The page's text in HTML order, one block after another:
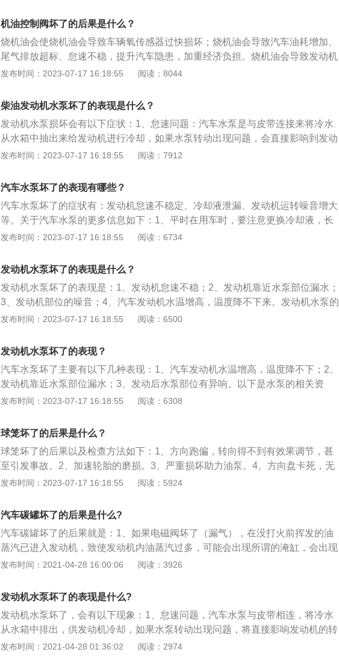
时首先要检查冷去系统重要部位（冷却风扇、散热器、水泵等）是否损坏，不要
再勉强行驶了；3、噪音问题。当汽车水泵有开始损坏的迹象就会表现出异响症
状，而造成噪音的原因很有可能是内部的轴承损坏或者叶轮出现了松动或者脱离
罢工的情况，汽车引擎得不到充分散热就会出现上述情况。汽车水泵工作的目的
机械能转换成液体能量。
问题，在皮带的带动下出现异常响声，可能会比较轻微不容易察觉。
机油控制阀坏了的后果是什么？
烧机油会使烧机油会导致车辆氧传感器过快损坏；烧机油会导致汽车油耗增加、
尾气排放超标、怠速不稳，提升汽车隐患，加重经济负担。烧机油会导致发动机
燃烧室积碳增加、加速无力、车速缓慢、动力不足等不良后果。以下是相关信
起到润滑减磨、辅助冷却降温、密封防漏、防锈防蚀、减震缓冲等作用。2、机
油控制阀：机油控制阀作用是调节和防止发动机润滑系统压力过高。机油控制阀
由两个主要的组合件构成：阀体组合件和执行机构组合件（或执行机构系统），
分为四大系列：单座系列控制阀、双座系列控制阀、套筒系列控制阀和自力式系
列控制阀。
发布时间：2023-07-17 16:18:55 阅读：8044
柴油发动机水泵坏了的表现是什么？
发动机水泵损坏会有以下症状：1、怠速问题：汽车水泵是与皮带连接来将冷水
从水箱中抽出来给发动机进行冷却，如果水泵转动出现问题，会直接影响到发动
机的转速。2、冷却液泄漏：多数由水泵密封圈老化造成，发动机组合皮带过紧
泵达到使用寿命而长时间不更换。3、发动机部位产生噪音：敞开车盖，启动发
动机，如听到低沉的摩擦噪音，可能是水泵轴承损坏。
发布时间：2023-07-17 16:18:55 阅读：7912
汽车水泵坏了的表现有哪些？
汽车水泵坏了的症状有：发动机怠速不稳定、冷却液泄漏、发动机运转噪音增大
等。关于汽车水泵的更多信息如下：1、平时在用车时，要注意更换冷却液，长
时间不换冷却液会损伤水泵，家用车需要每隔两年更换一次冷却液。2、在缺少
可能会堵塞发动机水道。汽车发动机广泛采用离心式水泵，其基本结构由水泵壳
体、连接盘或皮带轮、水泵轴及轴承或轴连轴承、水泵叶轮和水封装置等零件构
成，是汽车的主要组成部分。
发布时间：2023-07-17 16:18:55 阅读：6734
发动机水泵坏了的表现是什么？
发动机水泵坏了的表现是：1、发动机怠速不稳；2、发动机靠近水泵部位漏水；
3、发动机部位的噪音；4、汽车发动机水温增高，温度降不下来。发动机水泵的
工作原理：发动机通过皮带轮带动水泵轴承及叶轮转动，冷却液被叶轮甩向水泵
轮、水泵轴及轴承或轴连轴承、水泵叶轮和水封装置零件构成，是汽车的主要组
发布时间：2023-07-17 16:18:55 阅读：6500
发动机水泵坏了的表现？
汽车水泵坏了主要有以下几种表现：1、汽车发动机水温增高，温度降不下；2、
发动机靠近水泵部位漏水；3、发动后水泵部位有异响。以下是水泵的相关资
料：1.汽车发动机广泛采用离心式水泵。其基本结构由水泵壳体、连接盘或皮带
组成部分。2.一般由发动机的曲轴通过V带驱动。传动带环绕在曲轴带轮和水泵带
轮之间，曲轴一转水泵轴也就跟着运转，水泵轴又带动叶轮转动，从而实现将机
械能转化为液压能。
发布时间：2023-07-17 16:18:55 阅读：6308
球笼坏了的后果是什么？
球笼坏了的后果以及检查方法如下：1、方向跑偏，转向得不到有效果调节，甚
至引发事故。2、加速轮胎的磨损。3、严重损坏助力油泵。4、方向盘卡死，无
法转向。5、内外花键和螺纹尺寸，影响球笼的装车尺寸。6、检查外球笼的油封
槽宽度影响球笼装车后球笼在半轴上的窜动。8、用轴插入内花键摇摆球笼，看
发布时间：2023-07-17 16:18:55 阅读：5924
汽车碳罐坏了的后果是什么?
汽车碳罐坏了的后果就是：1、如果电磁阀坏了（漏气），在没打火前挥发的油
蒸汽已进入发动机，致使发动机内油蒸汽过多，可能会出现所谓的淹缸，会出现
二次打火或打火无力现象；2、汽车上碳罐是利用活性炭的吸附作用，收集燃油
放到进气管路，进入发动机燃烧；3、碳罐吸收油箱中汽油挥发出来的油气，防
止油气进入大气污染环境；4、碳罐电磁阀的作用是，当碳罐中的油气达到一定
的量时，它打开，让油气进入发动机燃烧再利用；5、碳罐电磁阀是一个在汽车
或摩托车上用来减少因燃油蒸发排放造成空气污染并同时增加燃油效率的装置。
发布时间：2021-04-28 16:00:06 阅读：3926
发动机水泵坏了的表现是什么?
发动机水泵坏了，会有以下现象：1、怠速问题，汽车水泵与皮带相连，将冷水
从水箱中排出，供发动机冷却，如果水泵转动出现问题，将直接影响发动机的转
速；2、大多数泵损坏是由冷却液泄漏直接造成的，主要是由于泵密封圈老化造
发布时间：2021-04-28 01:36:02 阅读：2974